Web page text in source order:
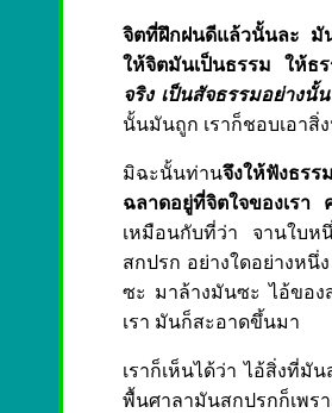
จิตที่ฝึกฝนดีแล้วนั้นละ มั
ให้จิตมันเป็นธรรม ให้ธ
จริง เป็นสัจธรรมอย่างนั้น
นั้นมันถูก เราก็ชอบเอาสิ่
มิฉะนั้นท่านจึงให้ฟังธร
ฉลาดอยู่ที่จิตใจของเรา
เหมือนกับที่ว่า จานใบ
สกปรก อย่างใดอย่างหนึ่
ซะ มาล้างมันซะ ไอ้ของ
เรา มันก็สะอาดขึ้นมา
เราก็เห็นได้ว่า ไอ้สิ่งที่มั
พื้นศาลามันสกปรกก็เพ